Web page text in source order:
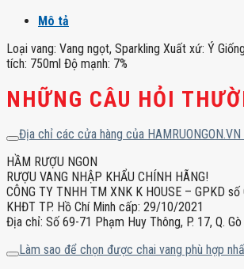
Mô tả
Loại vang: Vang ngọt, Sparkling Xuất xứ: Ý
tích: 750ml Độ mạnh: 7%
NHỮNG CÂU HỎI
Địa chỉ các cửa hàng của HAMRUONGON.VN
HẦM RƯỢU NGON
RƯỢU VANG NHẬP KHẨU CHÍNH HÃNG!
CÔNG TY TNHH TM XNK K HOUSE – GPKD
KHĐT TP. Hồ Chí Minh cấp: 29/10/2021
Địa chỉ: Số 69-71 Phạm Huy Thông, P. 17, Q.
Làm sao để chọn được chai vang phù hợp